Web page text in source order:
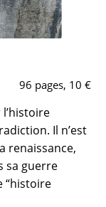
96 pages, 10 €
Il n’est
renaissance,
sa guerre
“histoire